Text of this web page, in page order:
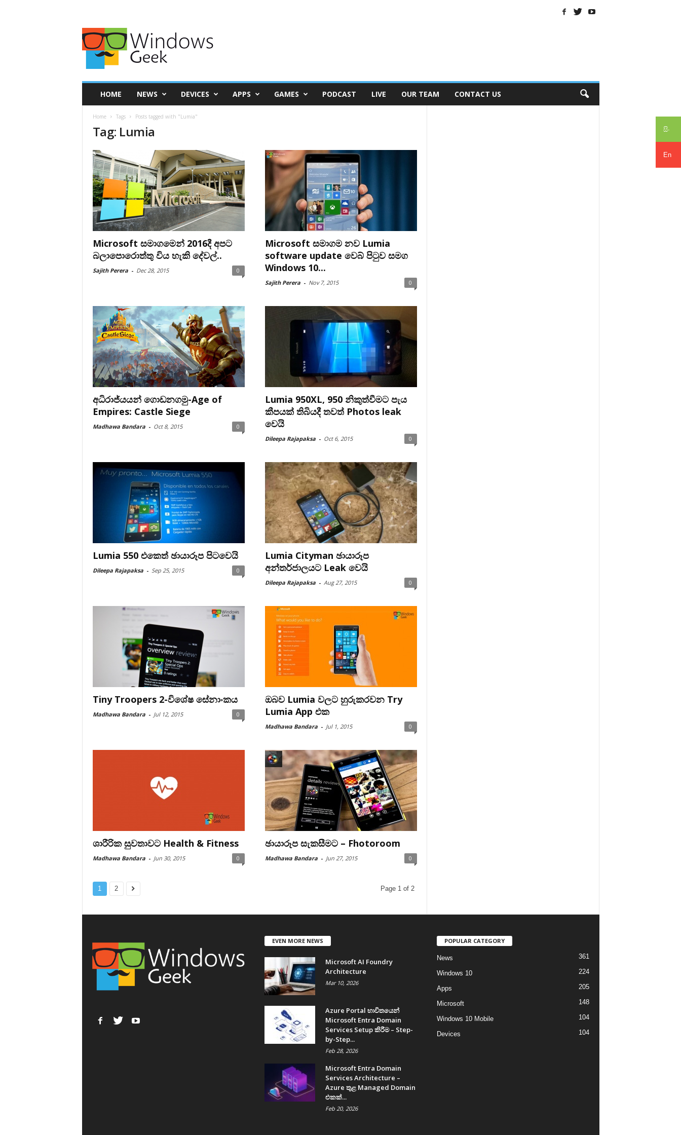
සිං
En
HOME NEWS DEVICES APPS GAMES PODCAST LIVE OUR TEAM CONTACT US
Home Tags Posts tagged with "Lumia"
Tag: Lumia
Microsoft සමාගමෙන් 2016දී අපට
බලාපොරොත්තු විය හැකි දේවල්..
Sajith Perera - Dec 28, 2015 0
Microsoft සමාගම නව Lumia
software update වෙබ් පිටුව සමග
Windows 10...
Sajith Perera - Nov 7, 2015 0
අධිරාජ්යයන් ගොඩනගමු-Age of
Empires: Castle Siege
Madhawa Bandara - Oct 8, 2015 0
Lumia 950XL, 950 නිකුත්වීමට පැය
කීපයක් තිබියදී තවත් Photos leak
වෙයි
Dileepa Rajapaksa - Oct 6, 2015 0
Lumia 550 එකෙත් ඡායාරූප පිටවෙයි
Dileepa Rajapaksa - Sep 25, 2015 0
Lumia Cityman ඡායාරූප
අන්තර්ජාලයට Leak වෙයි
Dileepa Rajapaksa - Aug 27, 2015 0
Tiny Troopers 2-විශේෂ සේනාංකය
Madhawa Bandara - Jul 12, 2015 0
ඔබව Lumia වලට හුරුකරවන Try
Lumia App එක
Madhawa Bandara - Jul 1, 2015 0
ශාරීරික සුවතාවට Health & Fitness
Madhawa Bandara - Jun 30, 2015 0
ඡායාරූප සැකසීමට – Fhotoroom
Madhawa Bandara - Jun 27, 2015 0
1 2 Page 1 of 2
EVEN MORE NEWS
Microsoft AI Foundry
Architecture
Mar 10, 2026
Azure Portal භාවිතයෙන්
Microsoft Entra Domain
Services Setup කිරීම – Step-
by-Step...
Feb 28, 2026
Microsoft Entra Domain
Services Architecture –
Azure තුළ Managed Domain
එකක්...
Feb 20, 2026
POPULAR CATEGORY
News 361
Windows 10 224
Apps 205
Microsoft 148
Windows 10 Mobile 104
Devices 104